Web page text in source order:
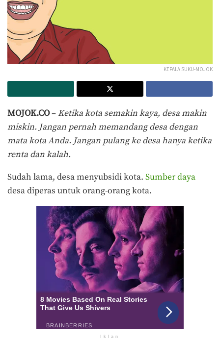
KEPALA SUKU-MOJOK
MOJOK.CO– Ketika kota semakin kaya, desa makin
miskin. Jangan pernah memandang desa dengan
mata kota Anda. Jangan pulang ke desa hanya ketika
renta dan kalah.
Sudah lama, desa menyubsidi kota. Sumber daya
desa diperas untuk orang-orang kota.
Iklan